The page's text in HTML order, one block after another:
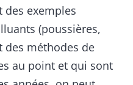
des exemples
(poussières,
des méthodes de
au point et qui sont